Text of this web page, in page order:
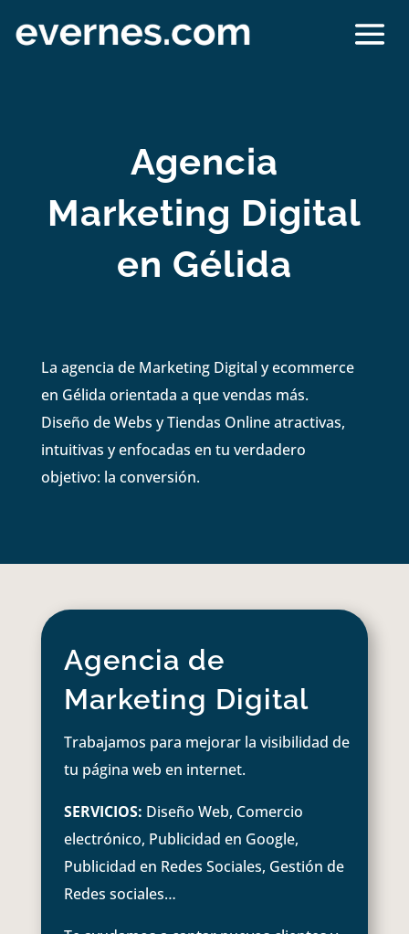
Agencia
Marketing Digital
en Gélida
La agencia de Marketing Digital y ecommerce
en Gélida orientada a que vendas más.
Diseño de Webs y Tiendas Online atractivas,
intuitivas y enfocadas en tu verdadero
objetivo: la conversión.
Agencia de
Marketing Digital
Trabajamos para mejorar la visibilidad de
tu página web en internet.
SERVICIOS: Diseño Web, Comercio
electrónico, Publicidad en Google,
Publicidad en Redes Sociales, Gestión de
Redes sociales…